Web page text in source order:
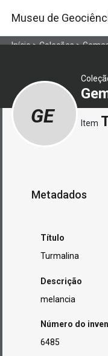
Museu de
Início>Coleções>
GE Item
Metadados
Título
Turmalina
Descrição
melancia
Número do
6485